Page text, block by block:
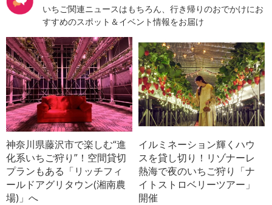
いちご関連ニュースはもちろん、行き帰りのおでかけにお
すすめのスポット＆イベント情報をお届け
神奈川県藤沢市で楽しむ“進
化系いちご狩り”！空間貸切
プランもある「リッチフィ
ールドアグリタウン(湘南農
場)」へ
イルミネーション輝くハウ
スを貸し切り！リゾナーレ
熱海で夜のいちご狩り「ナ
イトストロベリーツアー」
開催